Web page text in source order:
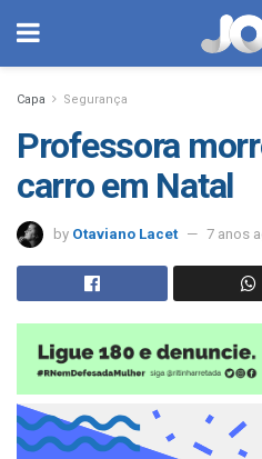
Capa Segurança
Professora
carro em Natal
by Otaviano Lacet 7 anos